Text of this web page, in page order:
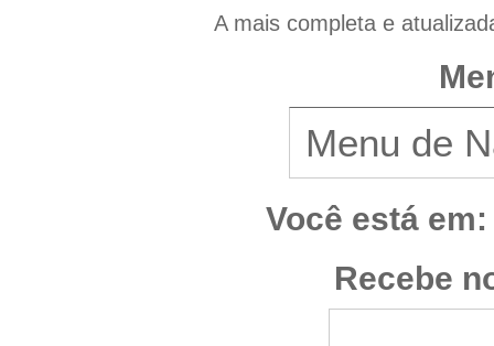
A mais completa e
Você está em:
Recebe